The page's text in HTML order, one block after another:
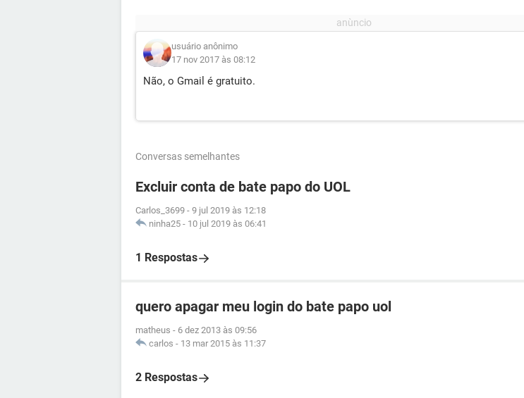
usuário anônimo
17 nov 2017 às 08:12
Não, o Gmail é gratuito.
Conversas semelhantes
Excluir conta de bate papo do UOL
Carlos_3699 - 9 jul 2019 às 12:18
ninha25 - 10 jul 2019 às 06:41
1 Respostas
quero apagar meu login do bate papo uol
matheus - 6 dez 2013 às 09:56
carlos - 13 mar 2015 às 11:37
2 Respostas